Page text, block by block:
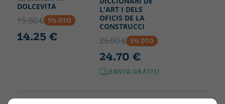
DOLCEVITA
15.00 € 5% DTO
14.25 €
L'ART I DELS
OFICIS DE LA
CONSTRUCCI
26.00 € 5% DTO
24.70 €
ENVIO GRÁTIS!